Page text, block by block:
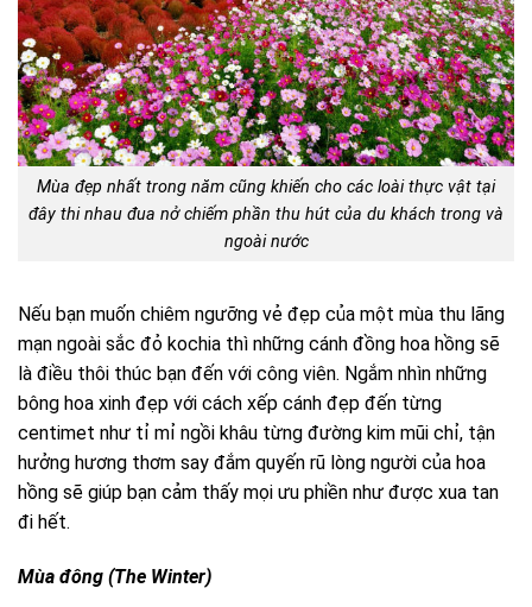
Mùa đẹp nhất trong năm cũng khiến cho các loài thực vật tại
đây thi nhau đua nở chiếm phần thu hút của du khách trong và
ngoài nước
Nếu bạn muốn chiêm ngưỡng vẻ đẹp của một mùa thu lãng
mạn ngoài sắc đỏ kochia thì những cánh đồng hoa hồng sẽ
là điều thôi thúc bạn đến với công viên. Ngắm nhìn những
bông hoa xinh đẹp với cách xếp cánh đẹp đến từng
centimet như tỉ mỉ ngồi khâu từng đường kim mũi chỉ, tận
hưởng hương thơm say đắm quyến rũ lòng người của hoa
hồng sẽ giúp bạn cảm thấy mọi ưu phiền như được xua tan
đi hết.
Mùa đông (The Winter)